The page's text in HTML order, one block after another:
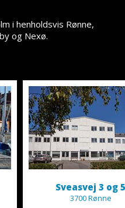
i henholdsvis Rønne,
og Nexø.
Sveasvej 3 og 5
3700 Rønne